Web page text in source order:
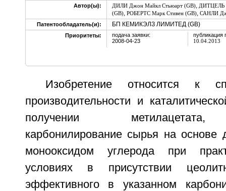
Автор(ы): ДИЛИ Джон Майкл Стьюарт (GB), ДИТЦЕЛЬ
(GB), РОБЕРТС Марк Стивен (GB), САНЛИ
Патентообладатель(и):
БП КЕМИКЭЛЗ ЛИМИТЕД (GB)
Приоритеты:
подача заявки:
2008-04-23
публикация
10.04.2013
Изобретение относится к
производительности и
получении
карбонилирование сырья на основе
монооксидом углерода при
условиях в присутствии
эффективного в указанном